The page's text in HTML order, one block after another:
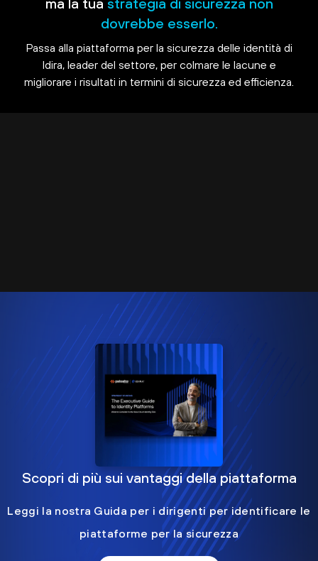
ma la tua strategia di sicurezza non
dovrebbe esserlo.
Passa alla piattaforma per la sicurezza delle identità di
Idira, leader del settore, per colmare le lacune e
migliorare i risultati in termini di sicurezza ed efficienza.
Scopri di più sui vantaggi della piattaforma
Leggi la nostra Guida per i dirigenti per identificare le
piattaforme per la sicurezza